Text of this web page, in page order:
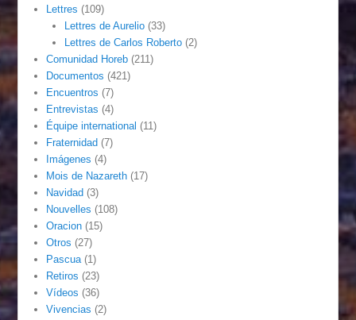
Lettres (109)
Lettres de Aurelio(33)
Lettres de Carlos Roberto(2)
Comunidad Horeb (211)
Documentos (421)
Encuentros (7)
Entrevistas (4)
Équipe international (11)
Fraternidad (7)
Imágenes (4)
Mois de Nazareth (17)
Navidad (3)
Nouvelles (108)
Oracion (15)
Otros (27)
Pascua(1)
Retiros (23)
Vídeos (36)
Vivencias (2)